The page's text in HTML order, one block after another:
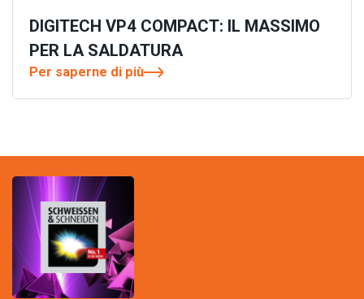
DIGITECH VP4 COMPACT: IL MASSIMO
PER LA SALDATURA
Per saperne di più